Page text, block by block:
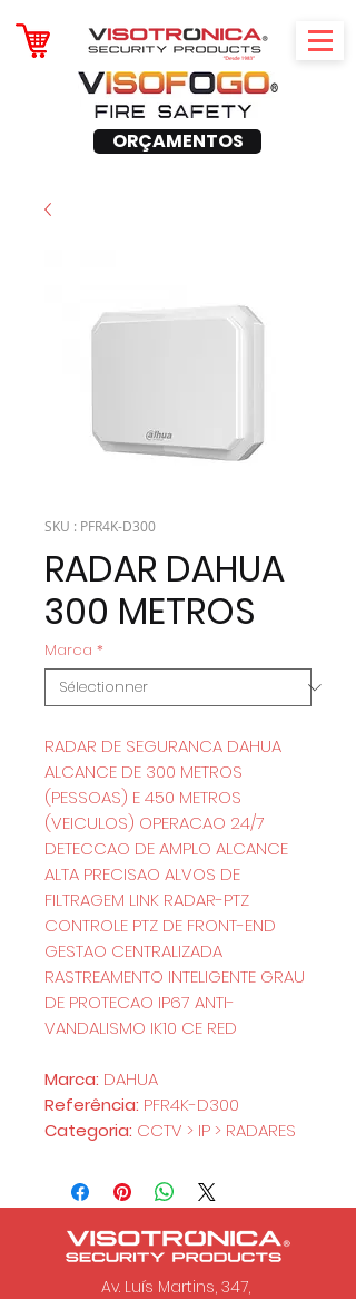
ORÇAMENTOS
SKU : PFR4K-D300
RADAR DAHUA
300 METROS
Marca *
RADAR DE SEGURANCA DAHUA
ALCANCE DE 300 METROS
(PESSOAS) E 450 METROS
(VEICULOS) OPERACAO 24/7
DETECCAO DE AMPLO ALCANCE
ALTA PRECISAO ALVOS DE
FILTRAGEM LINK RADAR-PTZ
CONTROLE PTZ DE FRONT-END
GESTAO CENTRALIZADA
RASTREAMENTO INTELIGENTE GRAU
DE PROTECAO IP67 ANTI-
VANDALISMO IK10 CE RED
Marca: DAHUA
Referência: PFR4K-D300
Categoria: CCTV > IP > RADARES
Av. Luís Martins, 347,